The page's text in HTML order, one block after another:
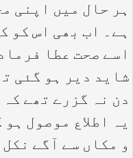
ہر حال میں اپنی
ہے۔ اب بھی اس کو
اسے صحت عطا
شاید دیر ہو گئی
دن نہ گزرے تھے
یہ اطلاع موصول
و مکاں سے آگے